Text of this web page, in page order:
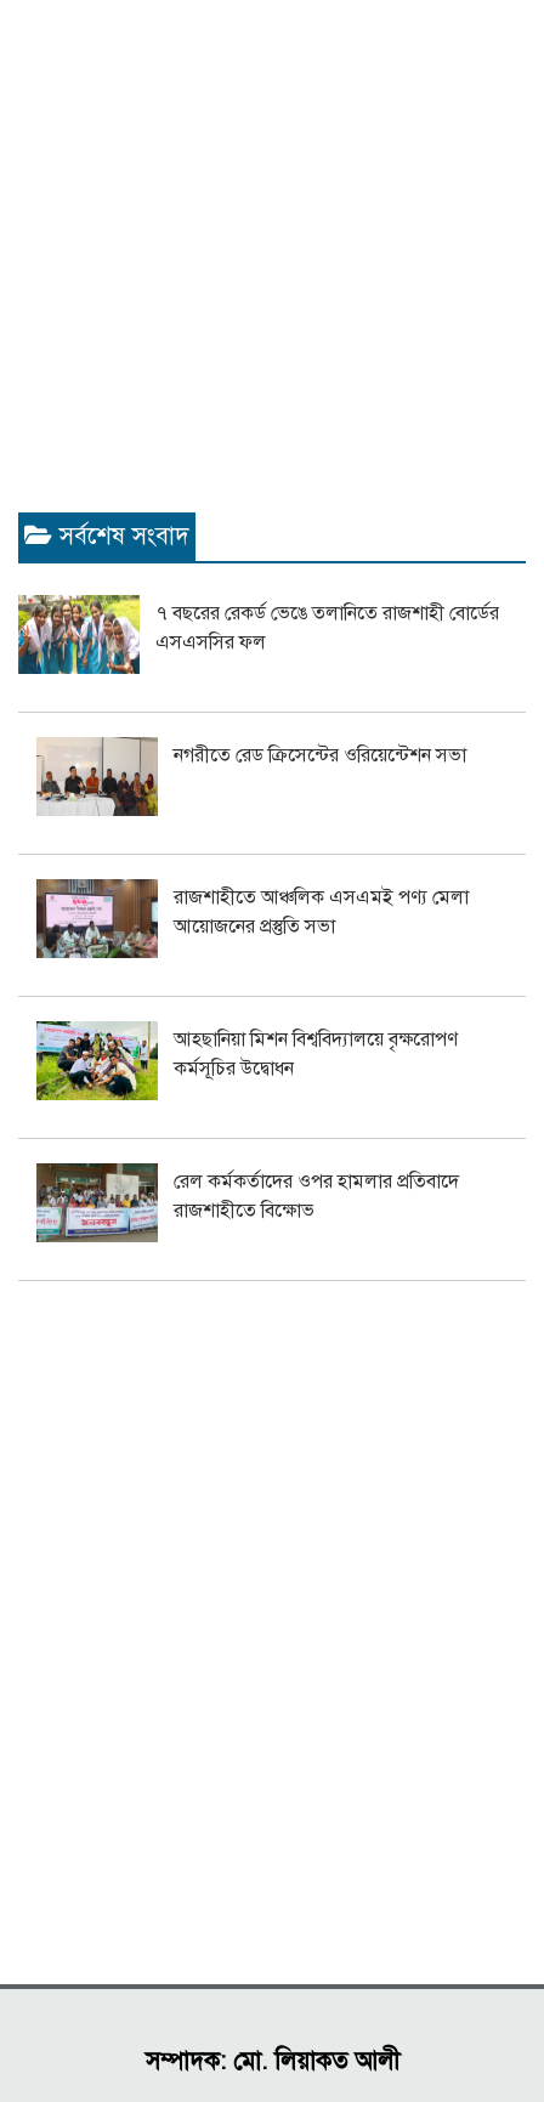
সর্বশেষ সংবাদ
৭ বছরের রেকর্ড ভেঙে তলানিতে রাজশাহী বোর্ডের
এসএসসির ফল
নগরীতে রেড ক্রিসেন্টের ওরিয়েন্টেশন সভা
রাজশাহীতে আঞ্চলিক এসএমই পণ্য মেলা
আয়োজনের প্রস্তুতি সভা
আহছানিয়া মিশন বিশ্ববিদ্যালয়ে বৃক্ষরোপণ
কর্মসূচির উদ্বোধন
রেল কর্মকর্তাদের ওপর হামলার প্রতিবাদে
রাজশাহীতে বিক্ষোভ
সম্পাদক: মো. লিয়াকত আলী